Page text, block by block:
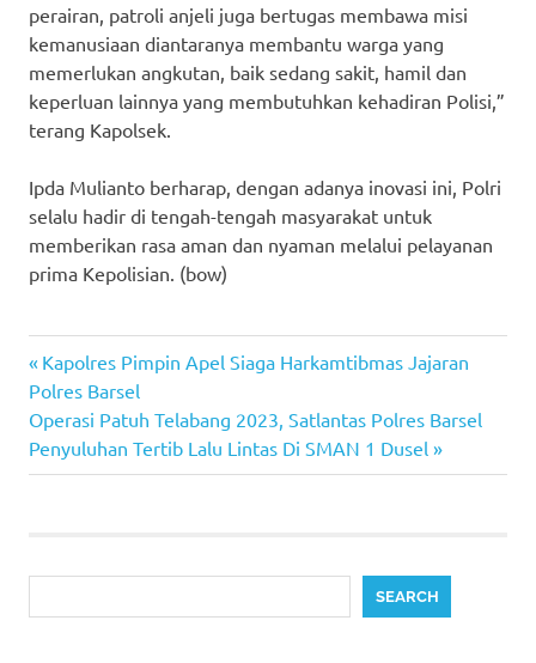
perairan, patroli anjeli juga bertugas membawa misi
kemanusiaan diantaranya membantu warga yang
memerlukan angkutan, baik sedang sakit, hamil dan
keperluan lainnya yang membutuhkan kehadiran Polisi,”
terang Kapolsek.
Ipda Mulianto berharap, dengan adanya inovasi ini, Polri
selalu hadir di tengah-tengah masyarakat untuk
memberikan rasa aman dan nyaman melalui pelayanan
prima Kepolisian. (bow)
Post
navigation
Previous
Post:
Kapolres Pimpin Apel Siaga Harkamtibmas Jajaran
Polres Barsel
Next
Post:
Operasi Patuh Telabang 2023, Satlantas Polres Barsel
Penyuluhan Tertib Lalu Lintas Di SMAN 1 Dusel
SEARCH